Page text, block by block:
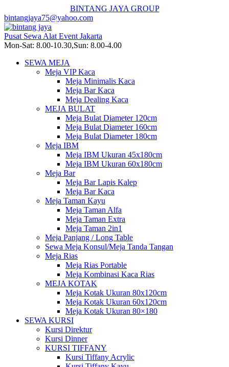
BINTANG JAYA GROUP
bintangjaya75@yahoo.com
Pusat Sewa Alat Event Jakarta
Mon-Sat: 8.00-10.30,Sun: 8.00-4.00
SEWA MEJA
Meja VIP Kaca
Meja Minimalis Kaca
Meja Bar Kaca
Meja Dealing Kaca
MEJA BULAT
Meja Bulat Diameter 120cm
Meja Bulat Diameter 160cm
Meja Bulat Diameter 180cm
Meja IBM
Meja IBM Ukuran 45x180cm
Meja IBM Ukuran 60x180cm
Meja Bar
Meja Bar Lapis Kalep
Meja Bar Kaca
Meja Taman Kayu
Meja Taman Alfa
Meja Taman Extra
Meja Taman 2in1
Meja Panjang / Long Table
Sewa Meja Konsul/Meja Tanda Tangan
Meja Rias
Meja Rias Portable
Meja Kombinasi Kaca Rias
MEJA KOTAK
Meja Kotak Ukuran 80x120cm
Meja Kotak Ukuran 60x120cm
Meja Kotak Ukuran 80×180
SEWA KURSI
Kursi Direktur
Kursi Dinner
KURSI TIFFANY
Kursi Tiffany Acrylic